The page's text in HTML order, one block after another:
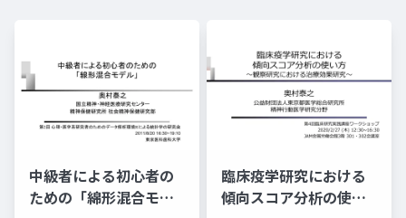
中級者による初心者の
ための「綿形混合モデ
臨床疫学研究における
傾向スコア分析の使い